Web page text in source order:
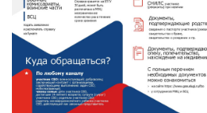
собственность бесплатно
Предоставление сведений
(справки) о факте участия в
специальной военной операции
(СВО)